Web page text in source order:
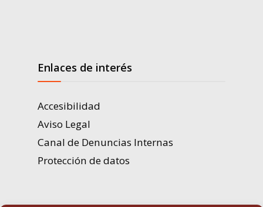
Enlaces de interés
Accesibilidad
Aviso Legal
Canal de Denuncias Internas
Protección de datos